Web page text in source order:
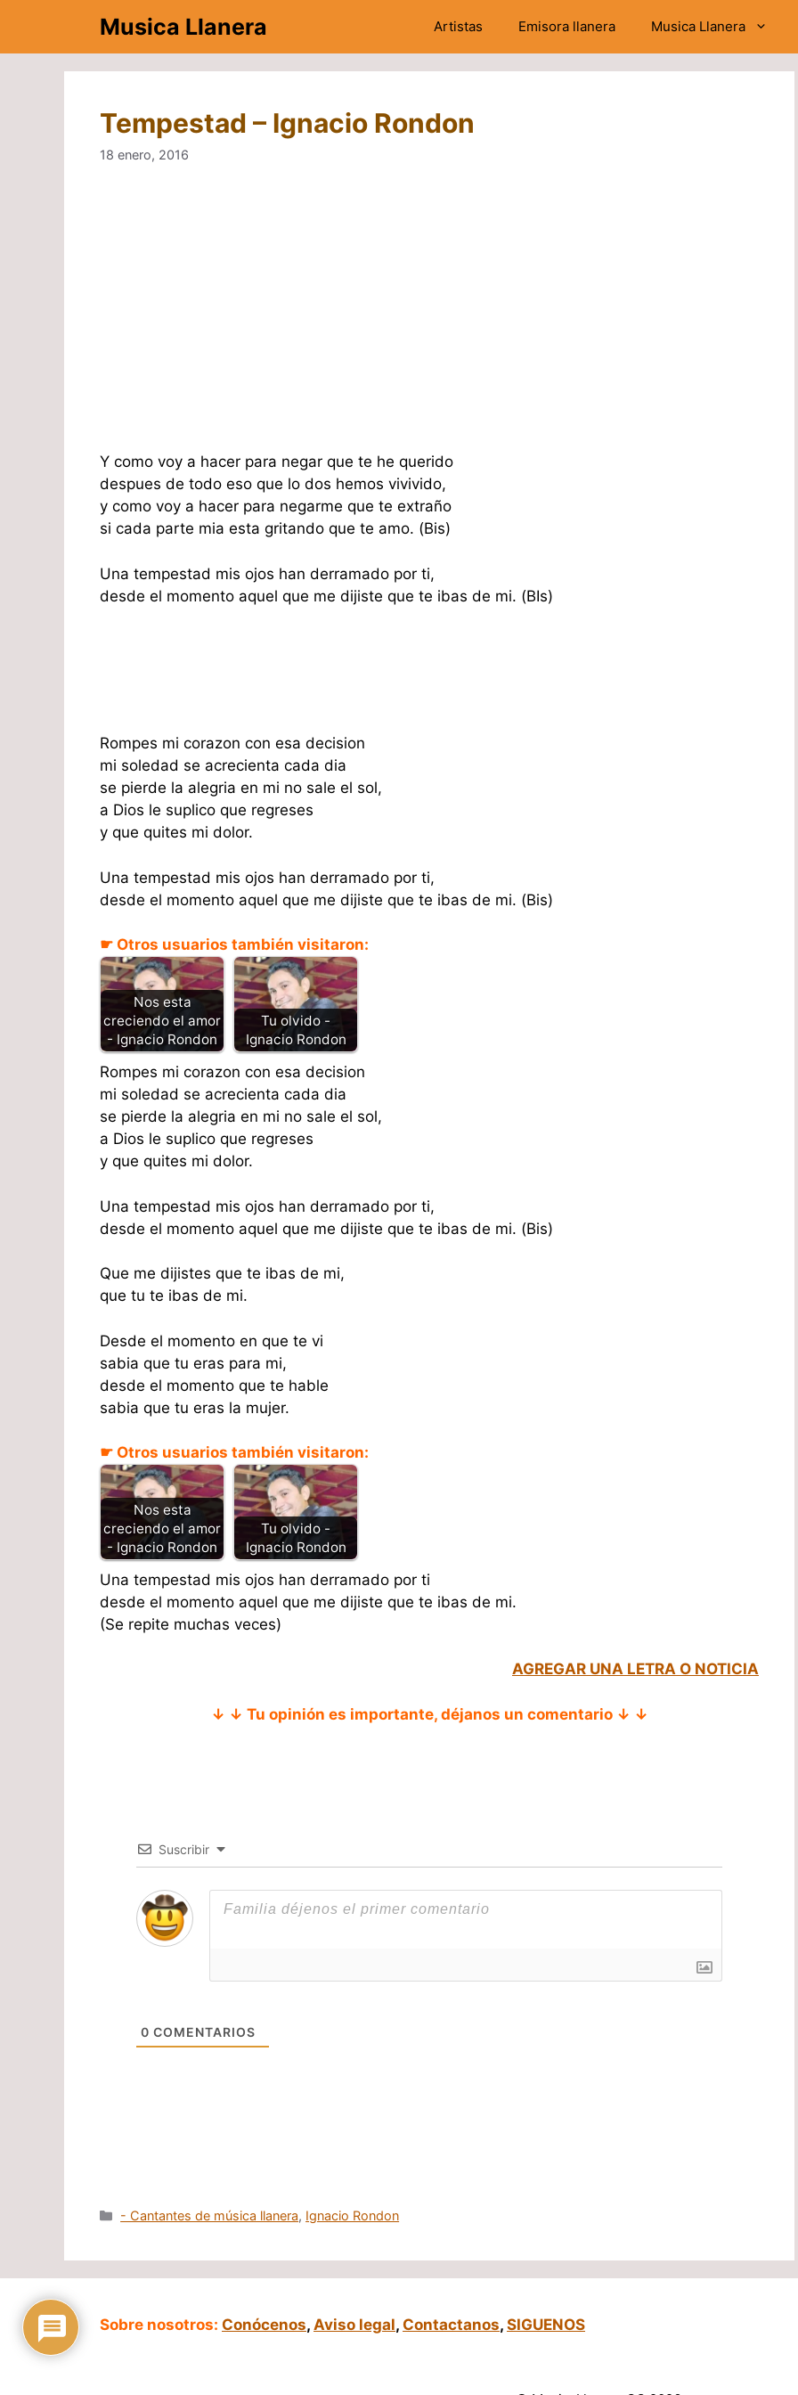
contenido
Musica Llanera Artistas Emisora llanera Musica Llanera
Tempestad – Ignacio Rondon
18 enero, 2016
Y como voy a hacer para negar que te he querido
despues de todo eso que lo dos hemos vivivido,
y como voy a hacer para negarme que te extraño
si cada parte mia esta gritando que te amo. (Bis)
Una tempestad mis ojos han derramado por ti,
desde el momento aquel que me dijiste que te ibas de mi. (BIs)
Rompes mi corazon con esa decision
mi soledad se acrecienta cada dia
se pierde la alegria en mi no sale el sol,
a Dios le suplico que regreses
y que quites mi dolor.
Una tempestad mis ojos han derramado por ti,
desde el momento aquel que me dijiste que te ibas de mi. (Bis)
☛ Otros usuarios también visitaron:
Nos esta
creciendo el amor
- Ignacio Rondon
Tu olvido -
Ignacio Rondon
Rompes mi corazon con esa decision
mi soledad se acrecienta cada dia
se pierde la alegria en mi no sale el sol,
a Dios le suplico que regreses
y que quites mi dolor.
Una tempestad mis ojos han derramado por ti,
desde el momento aquel que me dijiste que te ibas de mi. (Bis)
Que me dijistes que te ibas de mi,
que tu te ibas de mi.
Desde el momento en que te vi
sabia que tu eras para mi,
desde el momento que te hable
sabia que tu eras la mujer.
☛ Otros usuarios también visitaron:
Nos esta
creciendo el amor
- Ignacio Rondon
Tu olvido -
Ignacio Rondon
Una tempestad mis ojos han derramado por ti
desde el momento aquel que me dijiste que te ibas de mi.
(Se repite muchas veces)
AGREGAR UNA LETRA O NOTICIA
↓ ↓ Tu opinión es importante, déjanos un comentario ↓ ↓
Suscribir
0 COMENTARIOS
Categorías
- Cantantes de música llanera, Ignacio Rondon
Sobre nosotros: Conócenos, Aviso legal, Contactanos, SIGUENOS